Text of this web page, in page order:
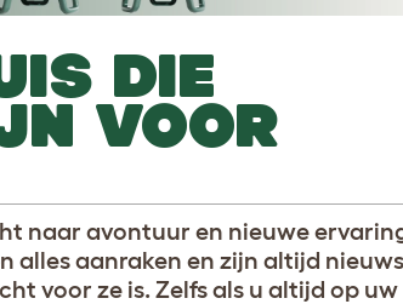
DIE
VOOR
naar avontuur en nieuwe
alles aanraken en zijn altijd
voor ze is. Zelfs als u altijd op